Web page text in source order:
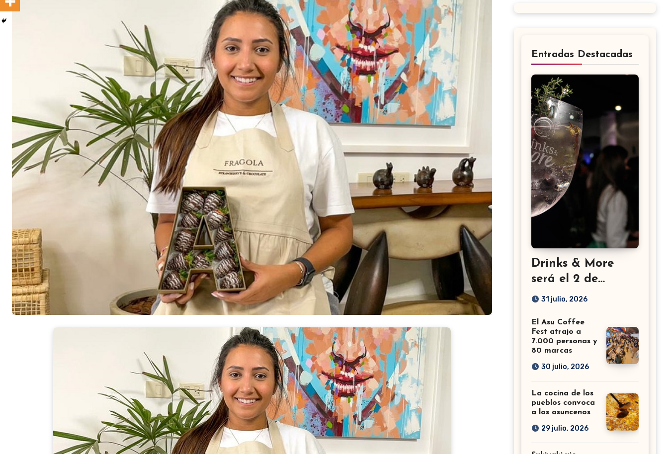
Entradas Destacadas
Drinks & More
será el 2 de
setiembre en el
31 julio, 2026
El Asu Coffee
Fest atrajo a
7.000 personas y
80 marcas
30 julio, 2026
La cocina de los
pueblos convoca
a los asuncenos
29 julio, 2026